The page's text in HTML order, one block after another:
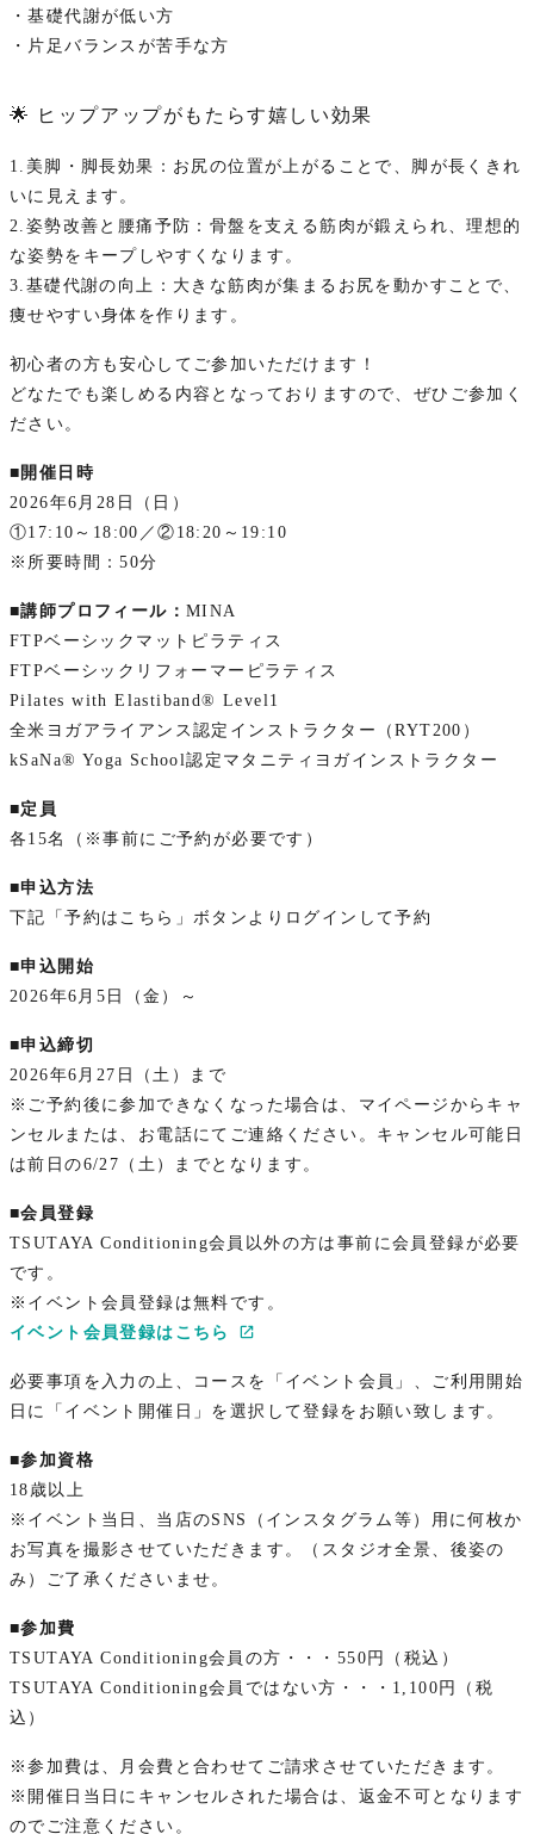
・基礎代謝が低い方
・片足バランスが苦手な方
🌟 ヒップアップがもたらす嬉しい効果
1.美脚・脚長効果：お尻の位置が上がることで、脚が長くきれ
いに見えます。
2.姿勢改善と腰痛予防：骨盤を支える筋肉が鍛えられ、理想的
な姿勢をキープしやすくなります。
3.基礎代謝の向上：大きな筋肉が集まるお尻を動かすことで、
痩せやすい身体を作ります。
初心者の方も安心してご参加いただけます！
どなたでも楽しめる内容となっておりますので、ぜひご参加く
ださい。
■開催日時
2026年6月28日（日）
①17:10～18:00／②18:20～19:10
※所要時間：50分
■講師プロフィール： MINA
FTPベーシックマットピラティス
FTPベーシックリフォーマーピラティス
Pilates with Elastiband®︎ Level1
全米ヨガアライアンス認定インストラクター（RYT200）
kSaNa®️ Yoga School認定マタニティヨガインストラクター
■定員
各15名（※事前にご予約が必要です）
■申込方法
下記「予約はこちら」ボタンよりログインして予約
■申込開始
2026年6月5日（金）～
■申込締切
2026年6月27日（土）まで
※ご予約後に参加できなくなった場合は、マイページからキャ
ンセルまたは、お電話にてご連絡ください。キャンセル可能日
は前日の6/27（土）までとなります。
■会員登録
TSUTAYA Conditioning会員以外の方は事前に会員登録が必要
です。
※イベント会員登録は無料です。
イベント会員登録はこちら
必要事項を入力の上、コースを「イベント会員」、ご利用開始
日に「イベント開催日」を選択して登録をお願い致します。
■参加資格
18歳以上
※イベント当日、当店のSNS（インスタグラム等）用に何枚か
お写真を撮影させていただきます。（スタジオ全景、後姿の
み）ご了承くださいませ。
■参加費
TSUTAYA Conditioning会員の方・・・550円（税込）
TSUTAYA Conditioning会員ではない方・・・1,100円（税
込）
※参加費は、月会費と合わせてご請求させていただきます。
※開催日当日にキャンセルされた場合は、返金不可となります
のでご注意ください。